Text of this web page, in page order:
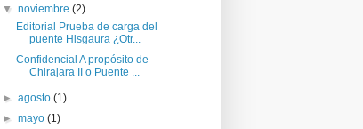
▼noviembre(2)
Editorial Prueba de carga del
puente Hisgaura ¿Otr...
Confidencial A propósito de
Chirajara II o Puente ...
►agosto(1)
►mayo(1)